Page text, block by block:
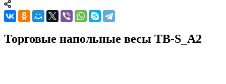
Торговые напольные весы TB-S_А2